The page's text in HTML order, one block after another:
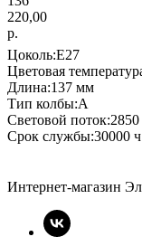
220,00
р.
Цоколь:E27
Цветовая
Длина:137 мм
Тип колбы:A
Световой
Срок службы:30000 ч
Интернет-магазин